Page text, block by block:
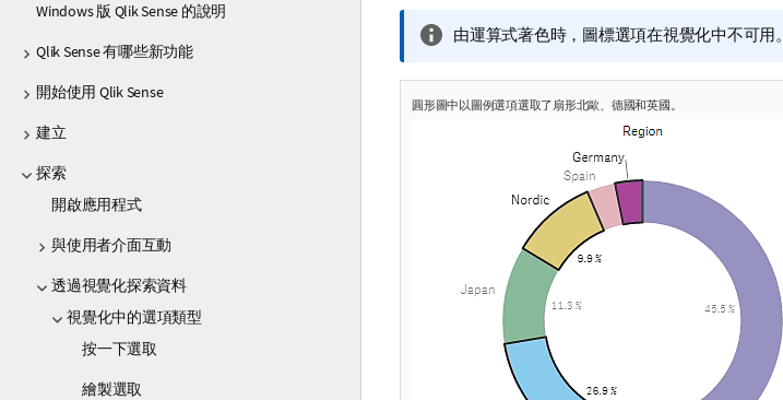
Windows 版 Qlik Sense 的說明
Qlik Sense 有哪些新功能
開始使用 Qlik Sense
建立
探索
開啟應用程式
與使用者介面互動
透過視覺化探索資料
視覺化中的選項類型
按一下選取
繪製選取
資
備
註
由運算式著色時，圖標選項在視覺化中不可用。
圓形圖中以圖例選項選取了扇形北歐、德國和英國。